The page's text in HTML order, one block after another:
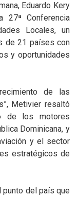
Eduardo Kery
27ª Conferencia
Locales, un
de 21 países con
y oportunidades
de las
Metivier resaltó
de los motores
Dominicana, y
y el sector
estratégicos de
punto del país que